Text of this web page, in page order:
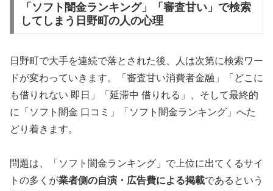
「ソフト闇金ランキング」「審査甘い」で検索
してしまう日野町の人の心理
日野町で大手を連続で落とされた後、人は次第に検索ワー
ドが変わっていきます。「審査甘い消費者金融」「どこに
も借りれない 即日」「延滞中 借りれる」、そして最終的
に「ソフト闇金 口コミ」「ソフト闇金ランキング」へた
どり着きます。
問題は、「ソフト闇金ランキング」で上位に出てくるサイ
トの多くが業者側の自演・広告費による掲載であるという